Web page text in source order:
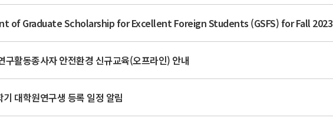
of Graduate Scholarship for Excellent Foreign Students (GSFS) for Fall 2023
구활동종사자 안전환경 신규교육(오프라인) 안내
대학원연구생 등록 일정 알림